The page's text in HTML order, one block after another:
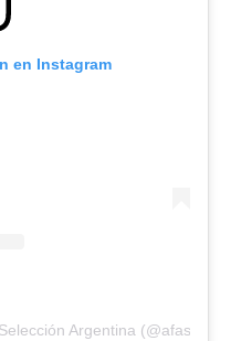
en Instagram
Argentina